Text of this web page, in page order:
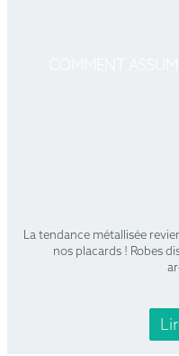
La tendance métallisée
nos placards ! Robes